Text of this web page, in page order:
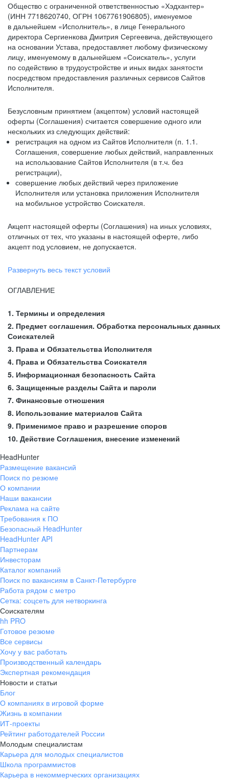
Общество с ограниченной ответственностью «Хэдхантер»
(ИНН 7718620740, ОГРН 1067761906805), именуемое
в дальнейшем «Исполнитель», в лице Генерального
директора Сергиенкова Дмитрия Сергеевича, действующего
на основании Устава, предоставляет любому физическому
лицу, именуемому в дальнейшем «Соискатель», услуги
по содействию в трудоустройстве и иных видах занятости
посредством предоставления различных сервисов Сайтов
Исполнителя.
Безусловным принятием (акцептом) условий настоящей
оферты (Соглашения) считается совершение одного или
нескольких из следующих действий:
регистрация на одном из Сайтов Исполнителя (п. 1.1.
Соглашения, совершение любых действий, направленных
на использование Сайтов Исполнителя (в т.ч. без
регистрации),
совершение любых действий через приложение
Исполнителя или установка приложения Исполнителя
на мобильное устройство Соискателя.
Акцепт настоящей оферты (Соглашения) на иных условиях,
отличных от тех, что указаны в настоящей оферте, либо
акцепт под условием, не допускается.
Развернуть весь текст условий
ОГЛАВЛЕНИЕ
1. Термины и определения
2. Предмет соглашения. Обработка персональных данных
Соискателей
3. Права и Обязательства Исполнителя
4. Права и Обязательства Соискателя
5. Информационная безопасность Сайта
6. Защищенные разделы Сайта и пароли
7. Финансовые отношения
8. Использование материалов Сайта
9. Применимое право и разрешение споров
10. Действие Соглашения, внесение изменений
HeadHunter
Размещение вакансий
Поиск по резюме
О компании
Наши вакансии
Реклама на сайте
Требования к ПО
Безопасный HeadHunter
HeadHunter API
Партнерам
Инвесторам
Каталог компаний
Поиск по вакансиям в Санкт-Петербурге
Работа рядом с метро
Сетка: соцсеть для нетворкинга
Соискателям
hh PRO
Готовое резюме
Все сервисы
Хочу у вас работать
Производственный календарь
Экспертная рекомендация
Новости и статьи
Блог
О компаниях в игровой форме
Жизнь в компании
ИТ-проекты
Рейтинг работодателей России
Молодым специалистам
Карьера для молодых специалистов
Школа программистов
Карьера в некоммерческих организациях